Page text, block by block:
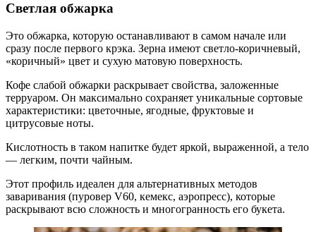
Светлая обжарка
Это обжарка, которую останавливают в самом начале или
сразу после первого крэка. Зерна имеют светло-коричневый,
«коричный» цвет и сухую матовую поверхность.
Кофе слабой обжарки раскрывает свойства, заложенные
терруаром. Он максимально сохраняет уникальные сортовые
характеристики: цветочные, ягодные, фруктовые и
цитрусовые ноты.
Кислотность в таком напитке будет яркой, выраженной, а тело
— легким, почти чайным.
Этот профиль идеален для альтернативных методов
заваривания (пуровер V60, кемекс, аэропресс), которые
раскрывают всю сложность и многогранность его букета.